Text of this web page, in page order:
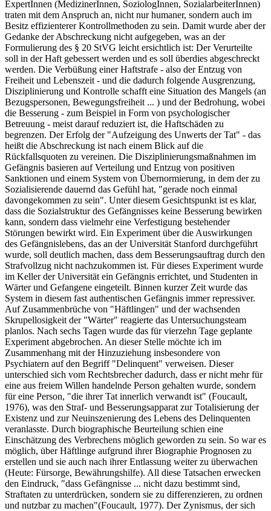
ExpertInnen (MedizinerInnen, SoziologInnen, SozialarbeiterInnen)
traten mit dem Anspruch an, nicht nur humaner, sondern auch im
Besitz effizienterer Kontrollmethoden zu sein. Damit wurde aber der
Gedanke der Abschreckung nicht aufgegeben, was an der
Formulierung des § 20 StVG leicht ersichtlich ist: Der Verurteilte
soll in der Haft gebessert werden und es soll überdies abgeschreckt
werden. Die Verbüßung einer Haftstrafe - also der Entzug von
Freiheit und Lebenszeit - und die dadurch folgende Ausgrenzung,
Disziplinierung und Kontrolle schafft eine Situation des Mangels (an
Bezugspersonen, Bewegungsfreiheit ... ) und der Bedrohung, wobei
die Besserung - zum Beispiel in Form von psychologischer
Betreuung - meist darauf reduziert ist, die Haftschäden zu
begrenzen. Der Erfolg der "Aufzeigung des Unwerts der Tat" - das
heißt die Abschreckung ist nach einem Blick auf die
Rückfallsquoten zu vereinen. Die Disziplinierungsmaßnahmen im
Gefängnis basieren auf Verteilung und Entzug von positiven
Sanktionen und einem System von Übernormierung, in dem der zu
Sozialisierende dauernd das Gefühl hat, "gerade noch einmal
davongekommen zu sein". Unter diesem Gesichtspunkt ist es klar,
dass die Sozialstruktur des Gefängnisses keine Besserung bewirken
kann, sondern dass vielmehr eine Verfestigung bestehender
Störungen bewirkt wird. Ein Experiment über die Auswirkungen
des Gefängnislebens, das an der Universität Stanford durchgeführt
wurde, soll deutlich machen, dass dem Besserungsauftrag durch den
Strafvollzug nicht nachzukommen ist. Für dieses Experiment wurde
im Keller der Universität ein Gefängnis errichtet, und Studenten in
Wärter und Gefangene eingeteilt. Binnen kurzer Zeit wurde das
System in diesem fast authentischen Gefängnis immer repressiver.
Auf Zusammenbrüche von "Häftlingen" und der wachsenden
Skrupellosigkeit der "Wärter" reagierte das Untersuchungsteam
planlos. Nach sechs Tagen wurde das für vierzehn Tage geplante
Experiment abgebrochen. An dieser Stelle möchte ich im
Zusammenhang mit der Hinzuziehung insbesondere von
Psychiatern auf den Begriff "Delinquent" verweisen. Dieser
unterschied sich vom Rechtsbrecher dadurch, dass er nicht mehr für
eine aus freiem Willen handelnde Person gehalten wurde, sondern
für eine Person, "die ihrer Tat innerlich verwandt ist" (Foucault,
1976), was den Straf- und Besserungsapparat zur Totalisierung der
Existenz und zur Neuinszenierung des Lebens des Delinquenten
veranlasste. Durch biographische Beurteilung schien eine
Einschätzung des Verbrechens möglich geworden zu sein. So war es
möglich, über Häftlinge aufgrund ihrer Biographie Prognosen zu
erstellen und sie auch nach ihrer Entlassung weiter zu überwachen
(Heute: Fürsorge, Bewährungshilfe). All diese Tatsachen erwecken
den Eindruck, "dass Gefängnisse ... nicht dazu bestimmt sind,
Straftaten zu unterdrücken, sondern sie zu differenzieren, zu ordnen
und nutzbar zu machen"(Foucault, 1977). Der Zynismus, der sich